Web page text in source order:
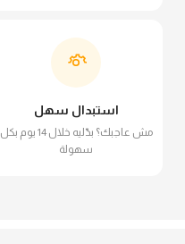
استبدال سهل
مش عاجبك؟ بدّليه خلال 14 يوم بكل
سهولة